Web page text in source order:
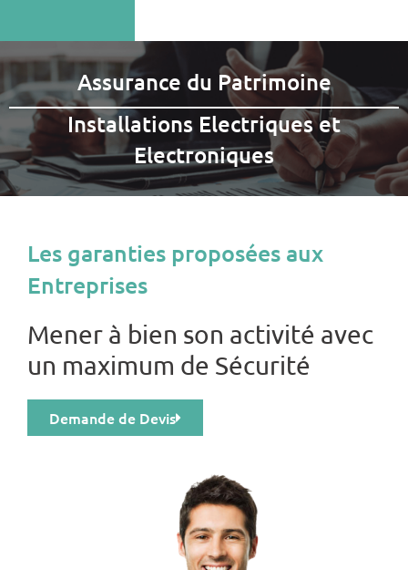
Assurance du Patrimoine
Installations Electriques et
Electroniques
Les garanties proposées aux
Entreprises
Mener à bien son activité avec
un maximum de Sécurité
Demande de Devis